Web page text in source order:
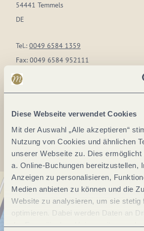
Diese Webseite verwendet Cookies
Mit der Auswahl „Alle akzeptieren“
Nutzung von Cookies und ähnlichen
unserer Webseite zu. Dies ermöglicht
a. Online-Buchungen bereitzustellen,
Anzeigen zu personalisieren,
Medien anbieten zu können und die
Website zu analysieren, um sie stetig
optimieren. Dabei werden Daten an
der Europäischen Union
54441 Temmels
DE
Tel.: 0049 6584 1359
Fax: 0049 6584 952111
E-Mail:
Anreise planen